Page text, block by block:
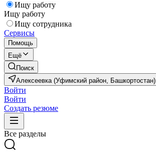
Ищу работу
Ищу работу
Ищу сотрудника
Сервисы
Помощь
Ещё
Поиск
Алексеевка (Уфимский район, Башкортостан)
Войти
Войти
Создать резюме
Все разделы